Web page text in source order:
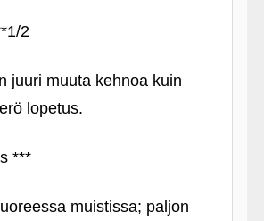
2
juuri muuta kehnoa kuin
lopetus.
***
muistissa; paljon